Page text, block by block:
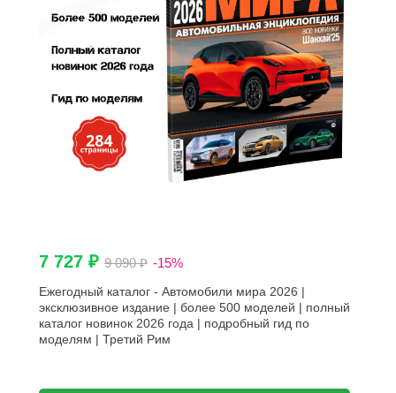
7 727 ₽ 9 090 ₽ -15%
Ежегодный каталог - Автомобили мира 2026 |
эксклюзивное издание | более 500 моделей | полный
каталог новинок 2026 года | подробный гид по
моделям | Третий Рим